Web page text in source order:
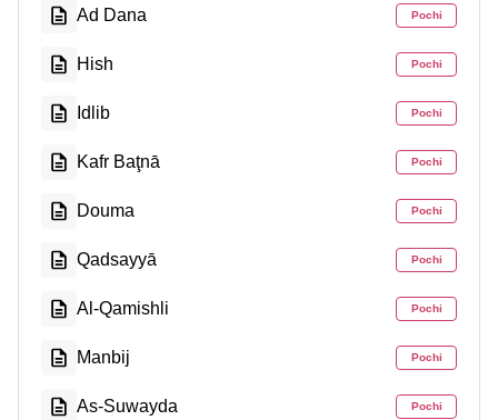
Ad Dana Pochi
Hish Pochi
Idlib Pochi
Kafr Baţnā Pochi
Douma Pochi
Qadsayyā Pochi
Al-Qamishli Pochi
Manbij Pochi
As-Suwayda Pochi